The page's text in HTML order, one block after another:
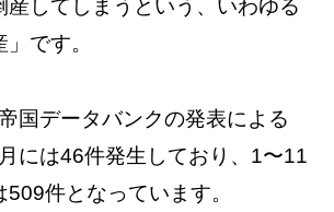
産してしまうという、いわゆる
」です。
国データバンクの発表による
には46件発生しており、1〜11
509件となっています。